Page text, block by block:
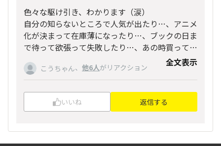
色々な駆け引き、わかります（涙）
自分の知らないところで人気が出たり…、アニメ
化が決まって在庫薄になったり…、ブックの日ま
で待って欲張って失敗したり…、あの時買ってい
れば…、思い出すと、胸が痛くなります（笑）
でも、そういうのも含めて、ブックオフ巡りを楽
しみたいなと思います🥰
こうちゃん、 他6人がリアクション 全文表示
いいね 返信する